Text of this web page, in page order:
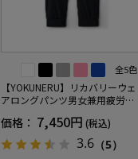
全5色
【YOKUNERU】リカバリーウェ
アロングパンツ男女兼用疲労回
IX(R)【一般医療機器】SS～LLサ
イズ
価格： 7,450円 (税込)
3.6 （5）